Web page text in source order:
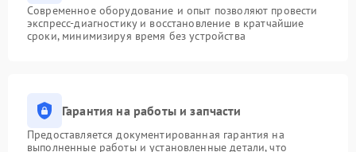
Современное оборудование и опыт позволяют провести
экспресс-диагностику и восстановление в кратчайшие
сроки, минимизируя время без устройства
Гарантия на работы и запчасти
Предоставляется документированная гарантия на
выполненные работы и установленные детали, что